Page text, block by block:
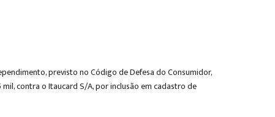
previsto no Código de Defesa do Consumidor,
contra o Itaucard S/A, por inclusão em cadastro de